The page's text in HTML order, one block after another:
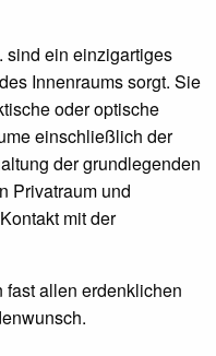
sind ein einzigartiges
Innenraums sorgt. Sie
oder optische
einschließlich der
der grundlegenden
Privatraum und
mit der
allen erdenklichen